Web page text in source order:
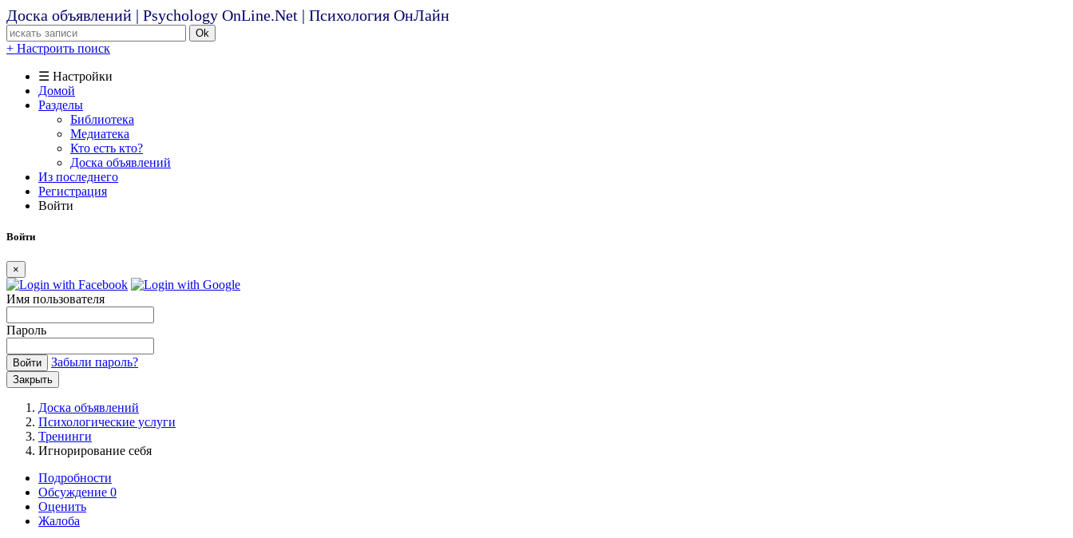
Доска объявлений | Psychology OnLine.Net | Психология ОнЛайн
Ok
+ Настроить поиск
☰ Настройки
Домой
Разделы
Библиотека
Медиатека
Кто есть кто?
Доска объявлений
Из последнего
Регистрация
Войти
Войти
×
Имя пользователя
Пароль
Войти Забыли пароль?
Закрыть
Доска объявлений
Психологические услуги
Тренинги
Игнорирование себя
Подробности
Обсуждение 0
Оценить
Жалоба